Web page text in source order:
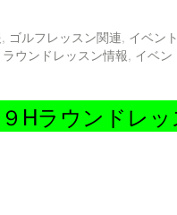
, ゴルフレッスン関連, イベン
ラウンドレッスン情報, イベン
Hラウンドレ